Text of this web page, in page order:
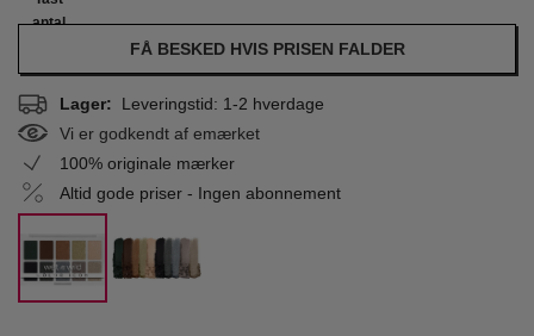
antal
FÅ BESKED HVIS PRISEN FALDER
Lager: Leveringstid: 1-2 hverdage
Vi er godkendt af emærket
100% originale mærker
Altid gode priser - Ingen abonnement